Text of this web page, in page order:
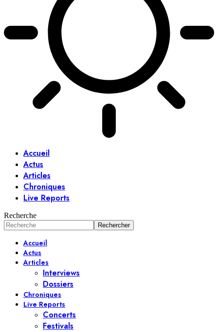
Accueil
Actus
Articles
Chroniques
Live Reports
Recherche
Accueil
Actus
Articles
Interviews
Dossiers
Chroniques
Live Reports
Concerts
Festivals